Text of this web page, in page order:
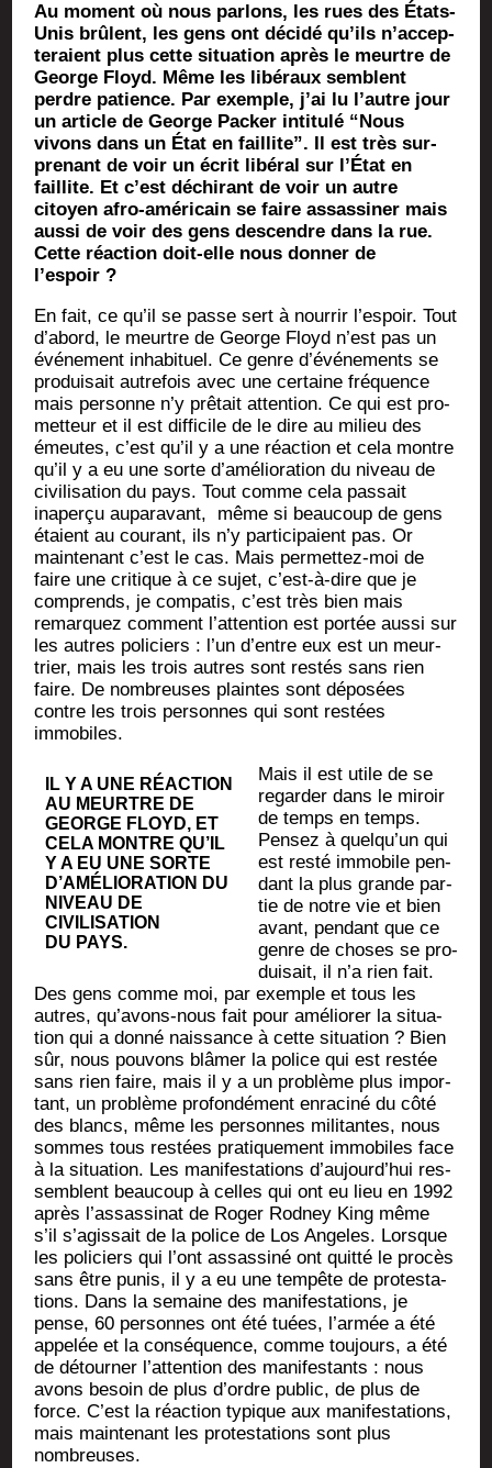
Au moment où nous par­lons, les rues des États-
Unis brûlent, les gens ont déci­dé qu’ils n’ac­cep­
te­raient plus cette situa­tionaprès le meurtre de
George Floyd. Même les libé­raux semblent
perdre patience. Par exemple, j’ai lu l’autre jour
un article de George Packer inti­tu­lé “Nous
vivons dans un État en faillite”. Il est très sur­
pre­nant de voir un écrit libé­ral sur l’É­tat en
faillite. Et c’est déchi­rant de voir un autre
citoyen afro-amé­ri­cain se faire assas­si­ner mais
aus­si de voir des gens des­cendre dans la rue.
Cette réac­tion doit-elle nous don­ner de
l’espoir ?
En fait, ce qu’il se passe sert à nour­rir l’es­poir. Tout
d’a­bord, le meurtre de George Floyd n’est pas un
évé­ne­ment inha­bi­tuel. Ce genre d’é­vé­ne­ments se
pro­dui­sait autre­fois avec une cer­taine fré­quence
mais per­sonne n’y prê­tait atten­tion. Ce qui est pro­
met­teur et il est dif­fi­cile de le dire au milieu des
émeutes, c’est qu’il y a une réac­tion et cela montre
qu’il y a eu une sorte d’a­mé­lio­ra­tion du niveau de
civi­li­sa­tion du pays. Tout comme cela pas­sait
inaper­çu aupa­ra­vant, même si beau­coup de gens
étaient au cou­rant, ils n’y par­ti­ci­paient pas. Or
main­te­nant c’est le cas. Mais per­met­tez-moi de
faire une cri­tique à ce sujet, c’est-à-dire que je
com­prends, je com­pa­tis, c’est très bien mais
remar­quez com­ment l’at­ten­tion est por­tée aus­si sur
les autres poli­ciers : l’un d’entre eux est un meur­
trier, mais les trois autres sont res­tés sans rien
faire. De nom­breuses plaintes sont dépo­sées
contre les trois per­sonnes qui sont res­tées
immobiles.
IL Y A UNE RÉAC­TION
AU MEURTRE DE
GEORGE FLOYD, ET
CELA MONTRE QU’IL
Y A EU UNE SORTE
D’A­MÉ­LIO­RA­TION DU
NIVEAU DE
CIVI­LI­SA­TION
DU PAYS.
Mais il est utile de se
regar­der dans le miroir
de temps en temps.
Pen­sez à quel­qu’un qui
est res­té immo­bile pen­
dant la plus grande par­
tie de notre vie et bien
avant, pen­dant que ce
genre de choses se pro­
dui­sait, il n’a rien fait.
Des gens comme moi, par exemple et tous les
autres, qu’a­vons-nous fait pour amé­lio­rer la situa­
tion qui a don­né nais­sance à cette situa­tion ? Bien
sûr, nous pou­vons blâ­mer la police qui est res­tée
sans rien faire, mais il y a un pro­blème plus impor­
tant, un pro­blème pro­fon­dé­ment enra­ci­né du côté
des blancs, même les per­sonnes mili­tantes, nous
sommes tous res­tées pra­ti­que­ment immo­biles face
à la situa­tion. Les mani­fes­ta­tions d’au­jourd’­hui res­
semblent beau­coup à celles qui ont eu lieu en 1992
après l’as­sas­si­nat de Roger Rod­ney King même
s’il s’a­gis­sait de la police de Los Angeles. Lorsque
les poli­ciers qui l’ont assas­si­né ont quit­té le pro­cès
sans être punis, il y a eu une tem­pête de pro­tes­ta­
tions. Dans la semaine des mani­fes­ta­tions, je
pense, 60 per­sonnes ont été tuées, l’ar­mée a été
appe­lée et la consé­quence, comme tou­jours, a été
de détour­ner l’at­ten­tion des mani­fes­tants : nous
avons besoin de plus d’ordre public, de plus de
force. C’est la réac­tion typique aux mani­fes­ta­tions,
mais main­te­nant les pro­tes­ta­tions sont plus
nombreuses.